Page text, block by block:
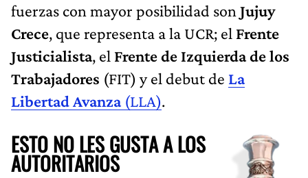
fuerzas con mayor posibilidad son Jujuy
Crece, que representa a la UCR; el Frente
Justicialista, el Frente de Izquierda de los
Trabajadores (FIT) y el debut de La
Libertad Avanza (LLA).
ESTO NO LES GUSTA A LOS
AUTORITARIOS